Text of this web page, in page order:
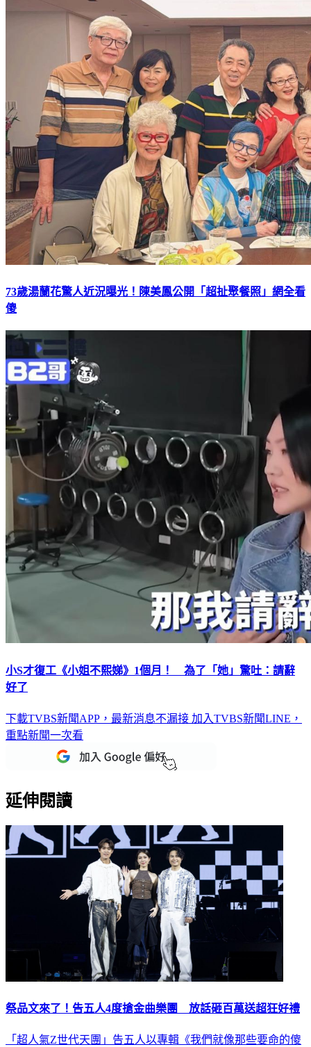
73歲湯蘭花驚人近況曝光！陳美鳳公開「超扯聚餐照」網全看
傻
小S才復工《小姐不熙娣》1個月！ 為了「她」驚吐：請辭
好了
下載TVBS新聞APP，最新消息不漏接 加入TVBS新聞LINE，
重點新聞一次看
延伸閱讀
祭品文來了！告五人4度搶金曲樂團 放話砸百萬送超狂好禮
「超人氣Z世代天團」告五人以專輯《我們就像那些要命的傻